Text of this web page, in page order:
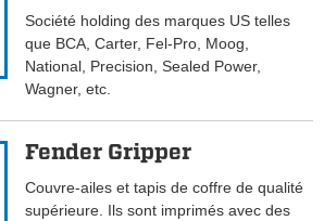
Société holding des marques US telles
que BCA, Carter, Fel-Pro, Moog,
National, Precision, Sealed Power,
Wagner, etc.
Fender Gripper
Couvre-ailes et tapis de coffre de qualité
supérieure. Ils sont imprimés avec des